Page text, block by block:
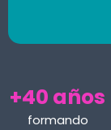
+40 años
formando